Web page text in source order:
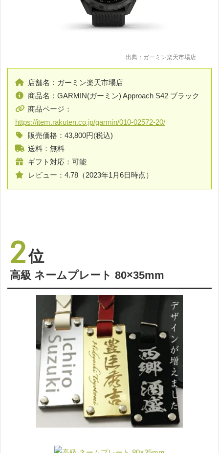
出典：ガーミン楽天市場店
店舗名：ガーミン楽天市場店
商品名：GARMIN(ガーミン) Approach S42 ブラック
商品ページ：
https://item.rakuten.co.jp/garmin/010-02572-20/
販売価格：43,800円(税込)
送料：無料
ギフト対応：可能
レビュー：4.78（2023年1月6日時点）
2位
高級 ネームプレート 80×35mm